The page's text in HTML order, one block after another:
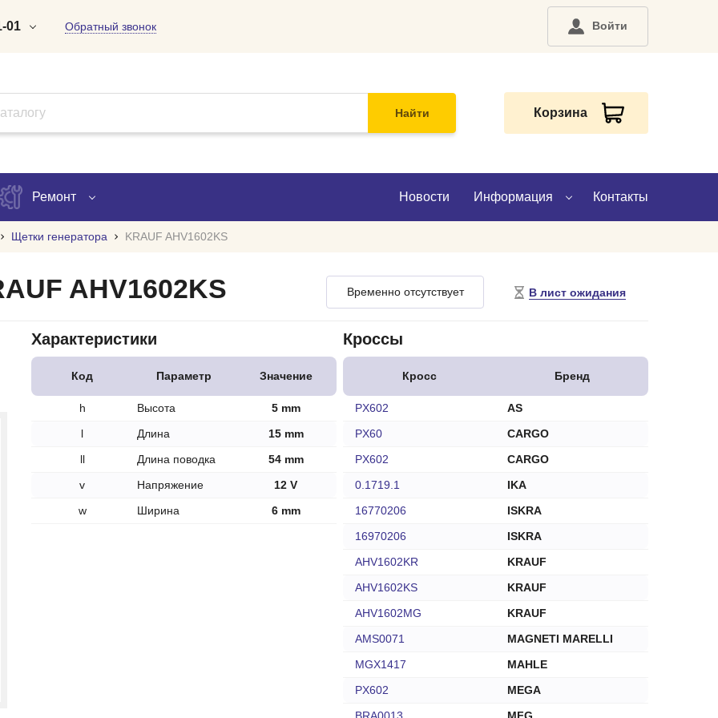
01
18
Обратный звонок Войти
Найти Корзина
Ремонт
Проверка ремонта
Новости Информация
Доставка
Контакты
Щетки генератора KRAUF AHV1602KS
Временно отсутствует В лист ожидания
AHV1602KS
Характеристики
Код Параметр Значение
h Высота
5 mm
l
Длина
15 mm
ll
Длина поводка
54 mm
v
Напряжение
12 V
w
Ширина 6 mm
Кроссы
Кросс Бренд
PX602
AS
PX60
CARGO
PX602
CARGO
0.1719.1
IKA
16770206
ISKRA
16970206
ISKRA
AHV1602KR
KRAUF
AHV1602KS
KRAUF
AHV1602MG
KRAUF
AMS0071
MAGNETI MARELLI
MGX1417
MAHLE
PX602
MEGA